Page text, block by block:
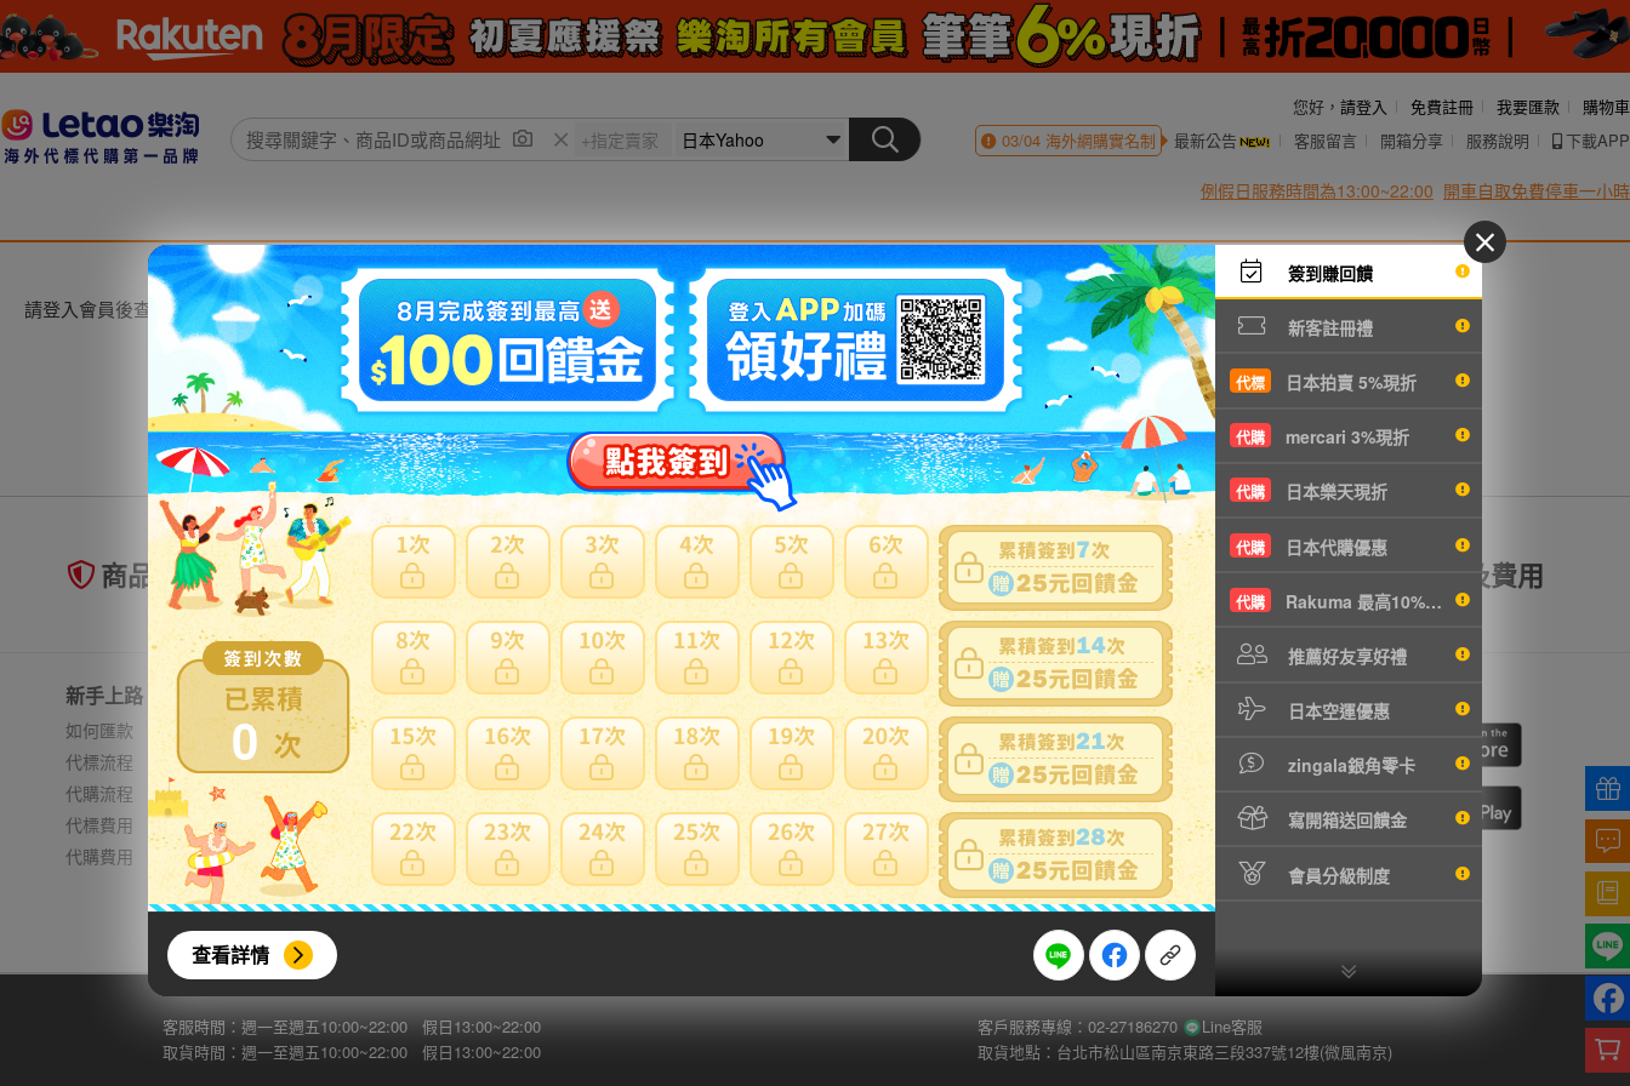
0
查看詳情
簽到賺回饋
新客註冊禮
代標 日本拍賣 5%現折
代購 mercari 3%現折
代購 日本樂天現折
代購 日本代購優惠
代購 Rakuma 最高10%現折
推薦好友享好禮
日本空運優惠
zingala銀角零卡
寫開箱送回饋金
會員分級制度
您好， 請登入 免費註冊 我要匯款
購物車
03/04海外網購實名制 最新公告 客服留言 開箱分享 服務說明 下載APP
例假日服務時間為13:00~22:00 開車自取免費停車一小時
請登入會員後查看。
會員登入
商品未到貨全額理賠 賣家寄錯全額處理 運送損壞全額理賠 全透明資訊及費用
新手上路
如何匯款
代標流程
代購流程
代標費用
代購費用
常見問題
日本郵資
無法進口
費用試算
加強包裝
支付方式
ATM
web-ATM
超商繳費( 7-11 ibon)
貨到付款
AFTEE(貨到後付款)
zingala銀角零卡
信用卡
關注我們
Facebook
Line
行動購物
客服時間：週一至週五10:00~22:00 假日13:00~22:00
取貨時間：週一至週五10:00~22:00 假日13:00~22:00
客戶服務專線：02-27186270
Line客服
取貨地點：台北市松山區南京東路三段337號12樓(微風南京)